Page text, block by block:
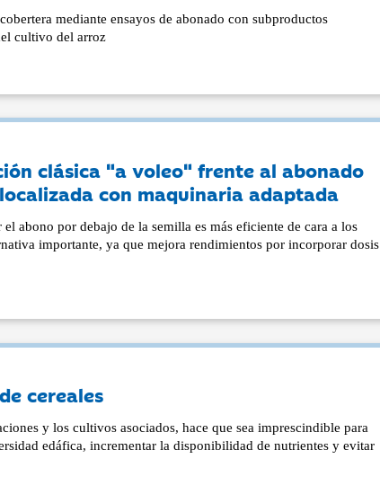
mediante ensayos de abonado con subproductos
cultivo del arroz
clásica "a voleo" frente al abonado
con maquinaria adaptada
abono por debajo de la semilla es más eficiente de cara a los
importante, ya que mejora rendimientos por incorporar dosis
cereales
y los cultivos asociados, hace que sea imprescindible para
edáfica, incrementar la disponibilidad de nutrientes y evitar